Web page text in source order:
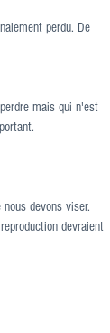
perdu. De
mais qui n'est
devons viser.
devraient